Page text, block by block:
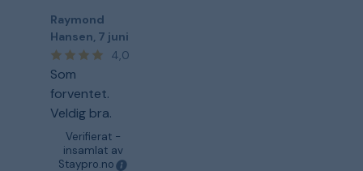
Raymond
Hansen, 7 juni
4,0
Som
forventet.
Veldig bra.
Verifierat -
insamlat av
Staypro.no